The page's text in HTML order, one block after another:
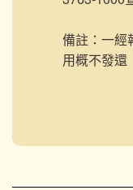
備註：一經
用概不發還